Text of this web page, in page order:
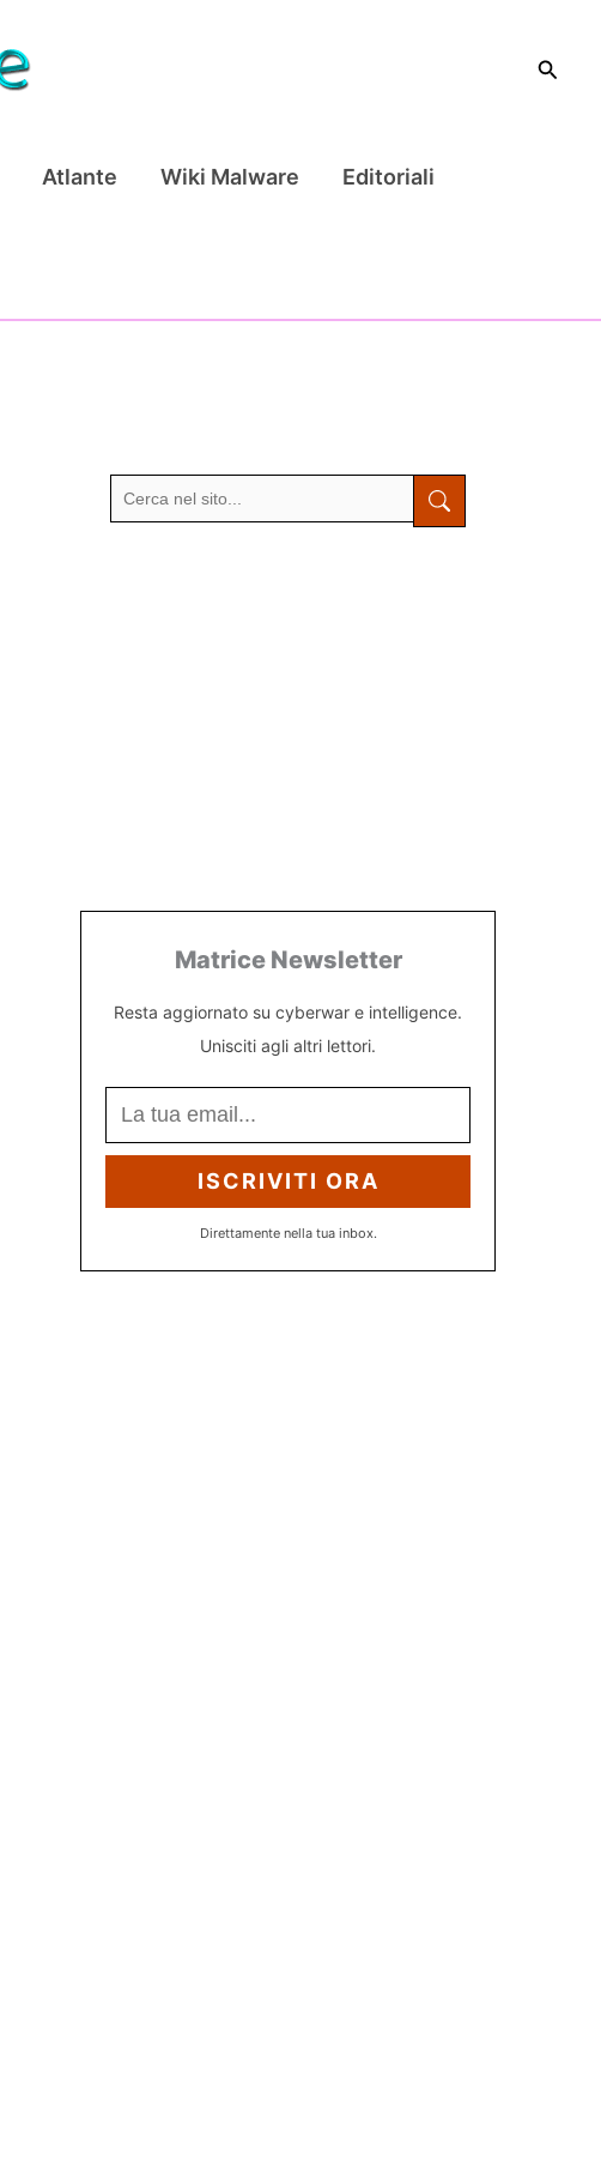
Cerca
Atlante Wiki Malware Editoriali
Matrice Newsletter
Resta aggiornato su cyberwar e intelligence.
Unisciti agli altri lettori.
ISCRIVITI ORA
Direttamente nella tua inbox.